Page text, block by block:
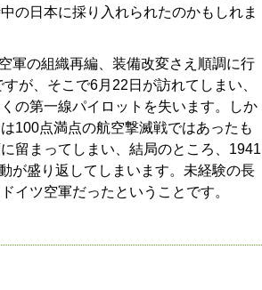
の日本に採り入れられたのかもしれま
軍の組織再編、装備改変さえ順調に行
が、そこで6月22日が訪れてしまい、
の第一線パイロットを失います。しか
100点満点の航空撃滅戦ではあったも
留まってしまい、結局のところ、1941
が盛り返してしまいます。未経験の長
イツ空軍だったということです。